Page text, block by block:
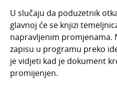
Godišnje obrade
Statistički izvještaji
Porez na potrošnju
U slučaju da poduzetnik
glavnoj će se knjizi
napravljenim promjenama.
zapisu u programu preko
je vidjeti kad je dokument
promijenjen.